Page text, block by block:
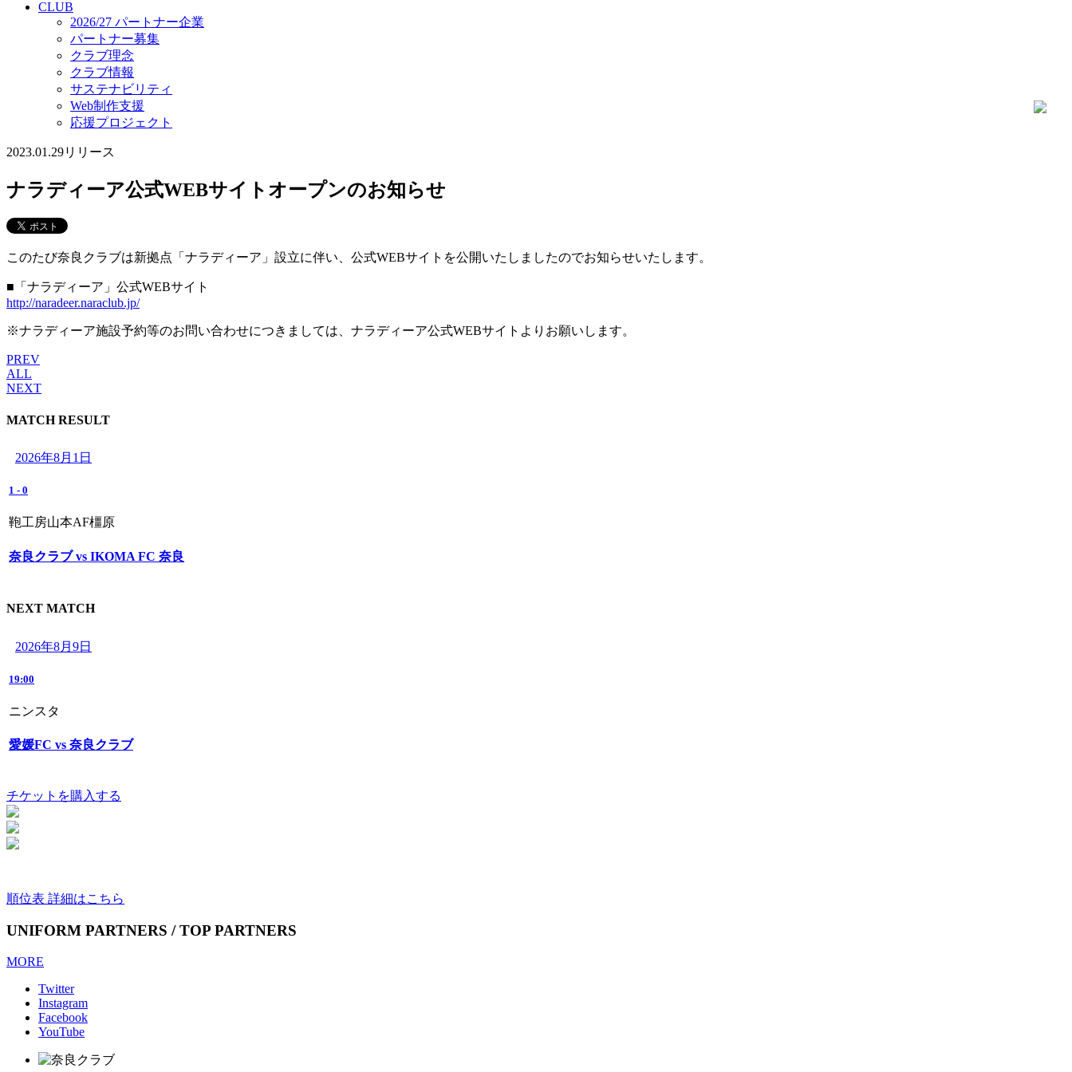
CLUB
2026/27 パートナー企業
パートナー募集
クラブ理念
クラブ情報
サステナビリティ
Web制作支援
応援プロジェクト
2023.01.29リリース
ナラディーア公式WEBサイトオープンのお知らせ
このたび奈良クラブは新拠点「ナラディーア」設立に伴い、公式WEBサイトを公開いたしましたのでお知らせいたします。
■「ナラディーア」公式WEBサイト
http://naradeer.naraclub.jp/
※ナラディーア施設予約等のお問い合わせにつきましては、ナラディーア公式WEBサイトよりお願いします。
PREV
ALL
NEXT
MATCH RESULT
2026年8月1日
1 - 0
鞄工房山本AF橿原
奈良クラブ vs IKOMA FC 奈良
NEXT MATCH
2026年8月9日
19:00
ニンスタ
愛媛FC vs 奈良クラブ
チケットを購入する
順位表 詳細はこちら
UNIFORM PARTNERS / TOP PARTNERS
MORE
Twitter
Instagram
Facebook
YouTube